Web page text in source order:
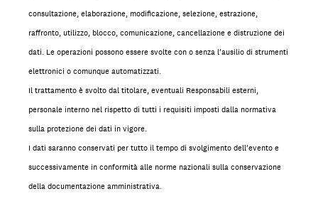
consultazione, elaborazione, modificazione, selezione, estrazione,
raffronto, utilizzo, blocco, comunicazione, cancellazione e distruzione dei
dati. Le operazioni possono essere svolte con o senza l’ausilio di strumenti
elettronici o comunque automatizzati.
Il trattamento è svolto dal titolare, eventuali Responsabili esterni,
personale interno nel rispetto di tutti i requisiti imposti dalla normativa
sulla protezione dei dati in vigore.
I dati saranno conservati per tutto il tempo di svolgimento dell’evento e
successivamente in conformità alle norme nazionali sulla conservazione
della documentazione amministrativa.